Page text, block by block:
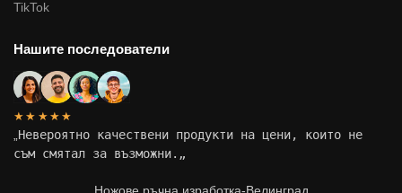
TikTok
Нашите последователи
★★★★★
Невероятно качествени продукти на цени, които не
съм смятал за възможни. „